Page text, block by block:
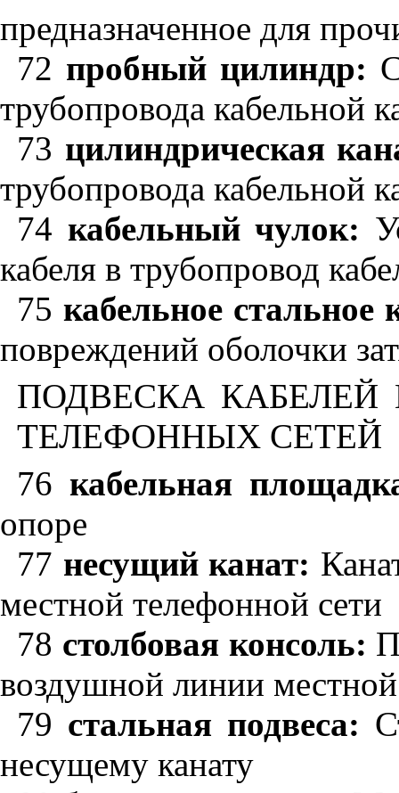
предназначенное для
72 пробный цилиндр:
трубопровода кабельной
73 цилиндрическая
трубопровода кабельной
74 кабельный чулок:
кабеля в трубопровод
75 кабельное стальное
повреждений оболочки
ПОДВЕСКА
ТЕЛЕФОННЫХ СЕТЕЙ
76 кабельная
опоре
77 несущий канат:
местной телефонной сети
78 столбовая консоль:
воздушной линии
79 стальная подвеса:
несущему канату